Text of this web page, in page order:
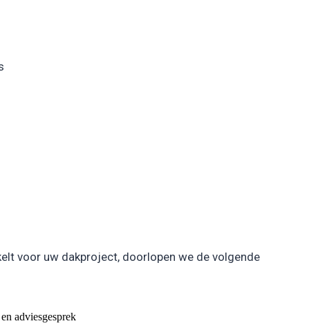
voor uw dakproject, doorlopen we de volgende
adviesgesprek